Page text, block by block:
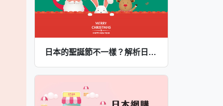
日本的聖誕節不一樣？解析日本聖誕節必做的事